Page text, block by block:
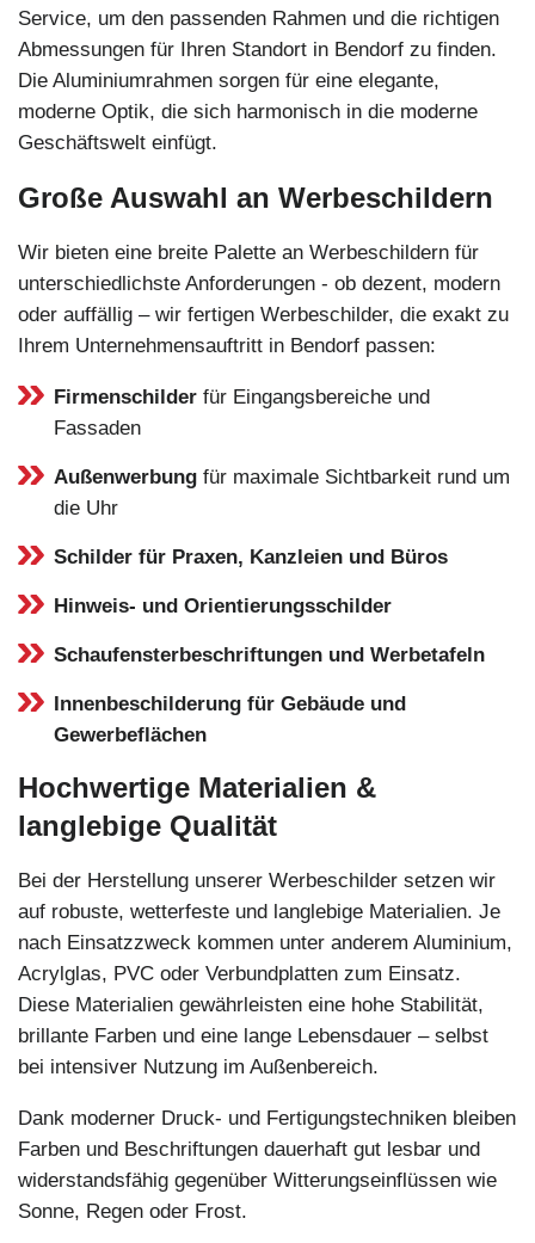
Service, um den passenden Rahmen und die richtigen
Abmessungen für Ihren Standort in Bendorf zu finden.
Die Aluminiumrahmen sorgen für eine elegante,
moderne Optik, die sich harmonisch in die moderne
Geschäftswelt einfügt.
Große Auswahl an Werbeschildern
Wir bieten eine breite Palette an Werbeschildern für
unterschiedlichste Anforderungen - ob dezent, modern
oder auffällig – wir fertigen Werbeschilder, die exakt zu
Ihrem Unternehmensauftritt in Bendorf passen:
Firmenschilder für Eingangsbereiche und
Fassaden
Außenwerbung für maximale Sichtbarkeit rund um
die Uhr
Schilder für Praxen, Kanzleien und Büros
Hinweis- und Orientierungsschilder
Schaufensterbeschriftungen und Werbetafeln
Innenbeschilderung für Gebäude und
Gewerbeflächen
Hochwertige Materialien &
langlebige Qualität
Bei der Herstellung unserer Werbeschilder setzen wir
auf robuste, wetterfeste und langlebige Materialien. Je
nach Einsatzzweck kommen unter anderem Aluminium,
Acrylglas, PVC oder Verbundplatten zum Einsatz.
Diese Materialien gewährleisten eine hohe Stabilität,
brillante Farben und eine lange Lebensdauer – selbst
bei intensiver Nutzung im Außenbereich.
Dank moderner Druck- und Fertigungstechniken bleiben
Farben und Beschriftungen dauerhaft gut lesbar und
widerstandsfähig gegenüber Witterungseinflüssen wie
Sonne, Regen oder Frost.